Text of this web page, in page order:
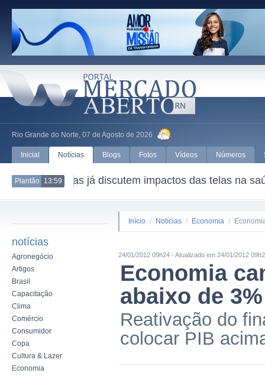
Rio Grande do Norte, 07 de Agosto de 2026
Inicial Notícias Blogs Fotos Vídeos Números
Plantão 13:59 CNI vai integrar Conselho
notícias
Agronegócio
Artigos
Brasil
Capacitação
Clima
Comércio
Consumidor
Copa
Cultura & Lazer
Economia
Início / Notícias / Economia /
24/01/2012 09h24 - Atualizado em 24/01/2012
Economia
abaixo de
Reativação do
colocar PIB